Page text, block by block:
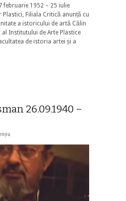
februarie 1952 – 25 iulie
Filiala Critică anunță cu
a istoricului de artă Călin
Institutului de Arte Plastice
de istoria artei și a
26.09.1940 –